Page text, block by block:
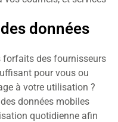
données
forfaits des fournisseurs
pour vous ou
à votre utilisation ?
données mobiles
quotidienne afin